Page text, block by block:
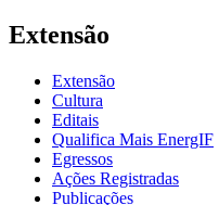
Extensão
Extensão
Cultura
Editais
Qualifica Mais EnergIF
Egressos
Ações Registradas
Publicações